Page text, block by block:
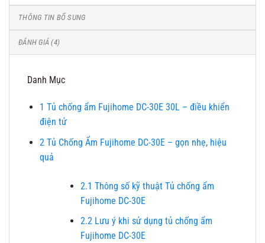
THÔNG TIN BỔ SUNG
ĐÁNH GIÁ (4)
Danh Mục
1 Tủ chống ẩm Fujihome DC-30E 30L – điều khiển
điện tử
2Tủ Chống Ẩm Fujihome DC-30E – gọn nhẹ, hiệu
quả
2.1 Thông số kỹ thuật Tủ chống ẩm
Fujihome DC-30E
2.2Lưu ý khi sử dụng tủ chống ẩm
Fujihome DC-30E